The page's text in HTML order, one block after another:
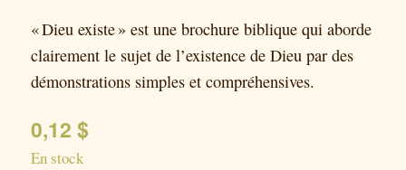
« Dieu existe » est une brochure biblique qui aborde
clairement le sujet de l’existence de Dieu par des
démonstrations simples et compréhensives.
0,12$
En stock